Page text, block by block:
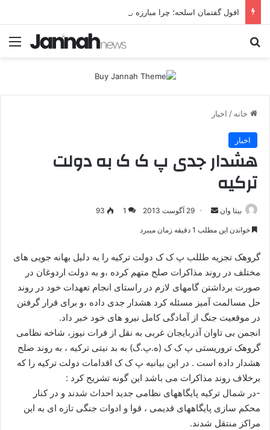
خانه / اخبار
اخبار
هشدار جدی پ ک ک به دولت
ترکیه
بیتا وان
ر
ی
م
29 آگوست 2013 1
93
خواندن این مطلب 1 دقیقه زمان میبرد
گروهک تجزیه طللب پ ک ک دولت ترکیه را به دلیل بهانه جویی های
مختلف در روند مذاکرات صلح متهم کرده ،و به دولت اردوغان در
صورت برداشتن گامهای لازم در راستای انجام تعهدات خود در روند
حل مسالمت آمیز مسئله کرد هشدار جدی داده ،و برای قرار گرفتن
در موقعیت جنگ از آمادگی کامل نیرو های خود خبر داد.
انجمن بی تاوان آذربایجان غربی به نقل از فرات نیوز، شاخه نظامی
گروهک تروریستی پ ک ک (ه.پ.گ) به بد نیتی ترکیه ، به روند صلح
هشدار داده است . در این بیانیه پ ک ک اقدامات دولت ترکیه را که
برخلاف روند مذاکرات می باشد این گونه تشریح کرد :
-در شمال ترکیه پایگاههای نظامی جدید احداث شدند و در کنار
محکم سازی پایگاههای قدیمی ، قوا و ادوات جنگی تازه ای به این
مراکز منتقل شدند.